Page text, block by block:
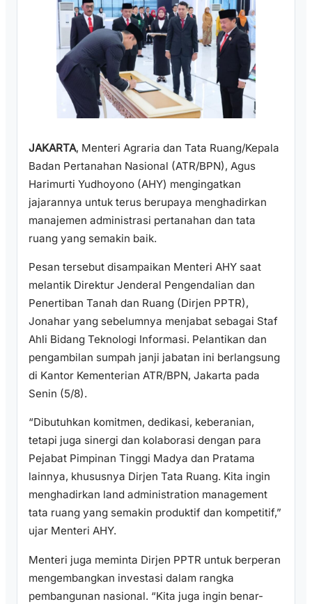
JAKARTA, Menteri Agraria dan Tata Ruang/Kepala
Badan Pertanahan Nasional (ATR/BPN), Agus
Harimurti Yudhoyono (AHY) mengingatkan
jajarannya untuk terus berupaya menghadirkan
manajemen administrasi pertanahan dan tata
ruang yang semakin baik.
Pesan tersebut disampaikan Menteri AHY saat
melantik Direktur Jenderal Pengendalian dan
Penertiban Tanah dan Ruang (Dirjen PPTR),
Jonahar yang sebelumnya menjabat sebagai Staf
Ahli Bidang Teknologi Informasi. Pelantikan dan
pengambilan sumpah janji jabatan ini berlangsung
di Kantor Kementerian ATR/BPN, Jakarta pada
Senin (5/8).
“Dibutuhkan komitmen, dedikasi, keberanian,
tetapi juga sinergi dan kolaborasi dengan para
Pejabat Pimpinan Tinggi Madya dan Pratama
lainnya, khususnya Dirjen Tata Ruang. Kita ingin
menghadirkan land administration management
tata ruang yang semakin produktif dan kompetitif,”
ujar Menteri AHY.
Menteri juga meminta Dirjen PPTR untuk berperan
mengembangkan investasi dalam rangka
pembangunan nasional. “Kita juga ingin benar-